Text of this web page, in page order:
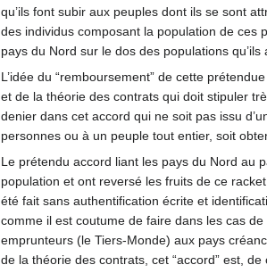
qu’ils font subir aux peuples dont ils se sont
des individus composant la population de ces
pays du Nord sur le dos des populations
L’idée du “remboursement” de cette
et de la théorie des contrats qui doit stipuler
denier dans cet accord qui ne soit pas issu
personnes ou à un peuple tout entier, soit
Le prétendu accord liant les pays du Nord au
population et ont reversé les fruits de ce
été fait sans authentification écrite et
comme il est coutume de faire dans les cas
emprunteurs (le Tiers-Monde) aux pays
de la théorie des contrats, cet “accord” est,